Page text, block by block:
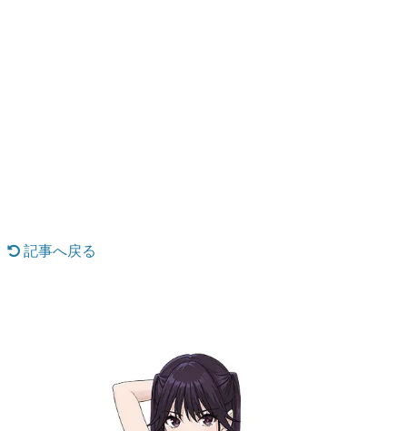
ゲームが変えた日本語
「経験値」「裏技」「ラスボス」… ゲームにまつわる言葉
の起源や用法の変遷を、コンピューター文化史研究家・タ
イニーP氏が徹底調査。
記事へ戻る